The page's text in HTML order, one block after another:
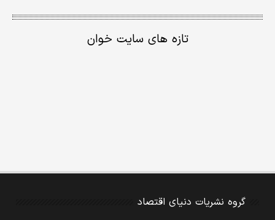
تازه های سایت خوان
گروه نشریات دنیای اقتصاد